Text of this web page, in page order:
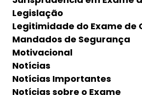
Legislação
Legitimidade do Exame de
Mandados de Segurança
Motivacional
Notícias
Notícias Importantes
Notícias sobre o Exame